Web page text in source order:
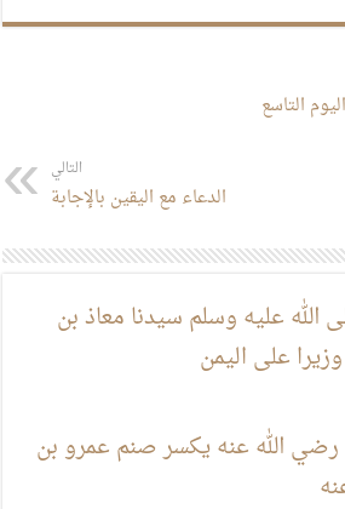
التاسع
التالي
الدعاء مع اليقين بالإجابة
الله عليه وسلم سيدنا معاذ بن
على اليمن
رضي الله عنه يكسر صنم عمرو بن